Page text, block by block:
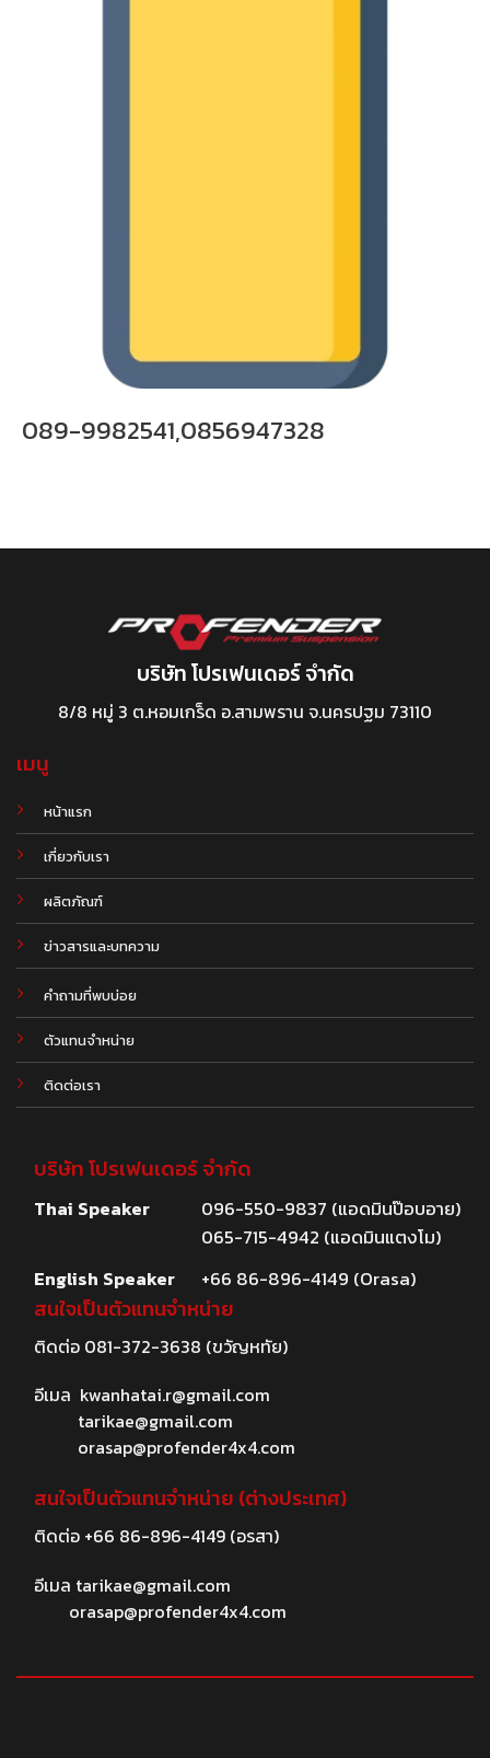
089-9982541,0856947328
บริษัท โปรเฟนเดอร์ จำกัด
8/8 หมู่ 3 ต.หอมเกร็ด อ.สามพราน จ.นครปฐม 73110
เมนู
หน้าแรก
เกี่ยวกับเรา
ผลิตภัณฑ์
ข่าวสารและบทความ
.
คำถามที่พบบ่อย
ตัวแทนจำหน่าย
ติดต่อเรา
บริษัท โปรเฟนเดอร์ จำกัด
Thai Speaker
096-550-9837 (แอดมินป๊อบอาย)
065-715-4942 (แอดมินแตงโม)
English Speaker
+66 86-896-4149 (Orasa)
สนใจเป็นตัวแทนจำหน่าย
ติดต่อ 081-372-3638 (ขวัญหทัย)
อีเมล kwanhatai.r@gmail.com
tarikae@gmail.com
orasap@profender4x4.com
สนใจเป็นตัวแทนจำหน่าย (ต่างประเทศ)
ติดต่อ +66 86-896-4149(อรสา)
อีเมล tarikae@gmail.com
orasap@profender4x4.com